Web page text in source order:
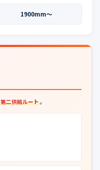
1900mm〜
第二供給ルート。